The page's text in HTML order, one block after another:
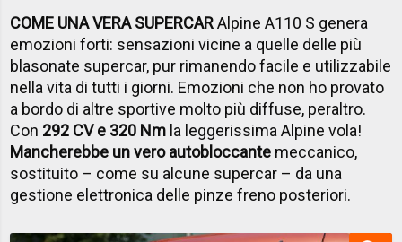
COME UNA VERA SUPERCARAlpine A110 S genera
emozioni forti: sensazioni vicine a quelle delle più
blasonate supercar, pur rimanendo facile e utilizzabile
nella vita di tutti i giorni. Emozioni che non ho provato
a bordo di altre sportive molto più diffuse, peraltro.
Con 292 CV e 320 Nm la leggerissima Alpine vola!
Mancherebbe un vero autobloccante meccanico,
sostituito – come su alcune supercar – da una
gestione elettronica delle pinze freno posteriori.